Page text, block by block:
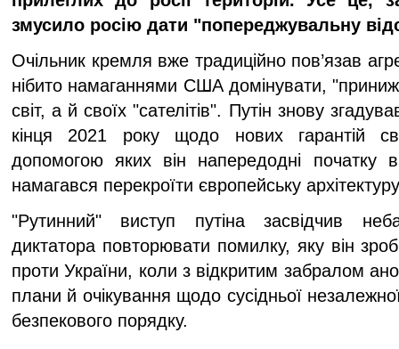
змусило росію дати "попереджувальну
Очільник кремля вже традиційно пов’язав
нібито намаганнями США домінувати,
світ, а й своїх "сателітів". Путін знову згадував
кінця 2021 року щодо нових гарантій
допомогою яких він напередодні початку
намагався перекроїти європейську
"Рутинний" виступ путіна засвідчив
диктатора повторювати помилку, яку він
проти України, коли з відкритим забралом
плани й очікування щодо сусідньої
безпекового порядку.